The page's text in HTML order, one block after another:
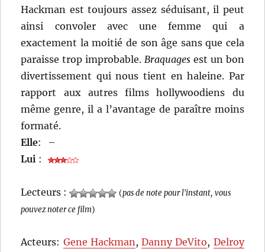
Hackman est toujours assez séduisant, il peut
ainsi convoler avec une femme qui a
exactement la moitié de son âge sans que cela
paraisse trop improbable. Braquages est un bon
divertissement qui nous tient en haleine. Par
rapport aux autres films hollywoodiens du
même genre, il a l’avantage de paraître moins
formaté.
Elle:
–
Lui :
Lecteurs : (pas de note pour l'instant, vous
pouvez noter ce film)
Acteurs: Gene Hackman,Danny DeVito, Delroy